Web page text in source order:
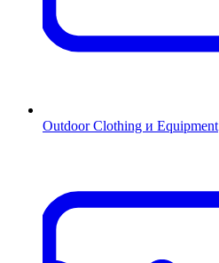
Outdoor Clothing и Equipment